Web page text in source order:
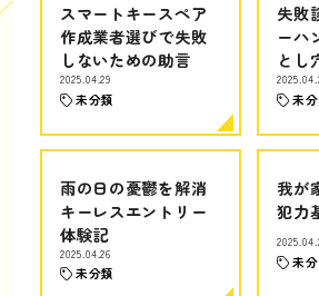
スマートキースペア
作成業者選びで失敗
しないための助言
2025.04.29
未分類
失敗
ーハ
とし
未
雨の日の憂鬱を解消
キーレスエントリー
体験記
2025.04.26
未分類
我が
犯力
未